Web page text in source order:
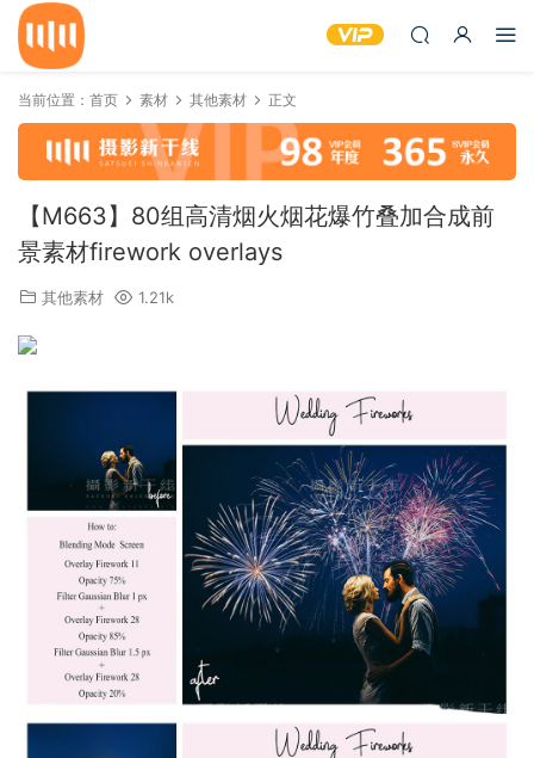
当前位置： 首页 素材 其他素材 正文
【M663】80组高清烟火烟花爆竹叠加合成前
景素材firework overlays
其他素材 1.21k